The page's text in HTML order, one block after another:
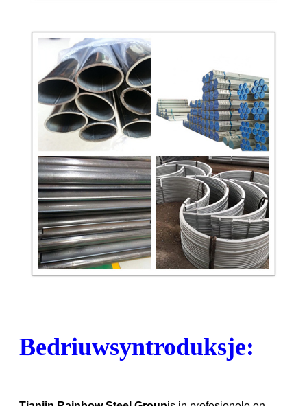
Bedriuwsyntroduksje: